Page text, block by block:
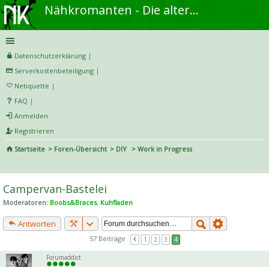
Nähkromanten - Die alternative Näh- und DIY-Community
Datenschutzerklärung |
Serverkostenbeteiligung |
Netiquette |
FAQ |
Anmelden
Registrieren
Startseite
Foren-Übersicht DIY
Work in Progress
he
Campervan-Bastelei
Moderatoren: Boobs&Braces, Kuhfladen
Antworten
57 Beiträge 1 2 3 4
Forumaddict